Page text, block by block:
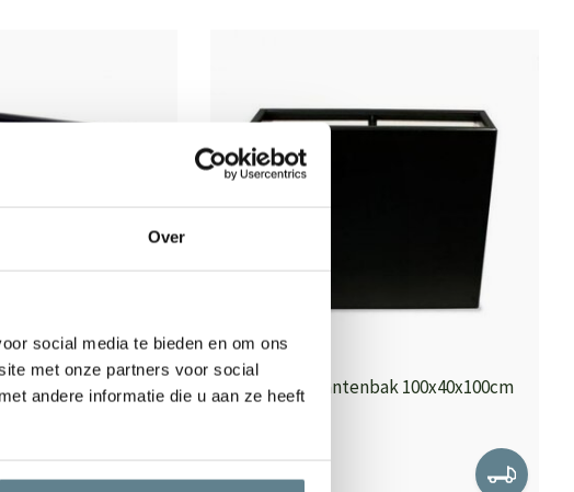
Over
social media te bieden en om ons
met onze partners voor social
andere informatie die u aan ze heeft
100x75x80cm Polyester plantenbak 100x40x100cm
569,95